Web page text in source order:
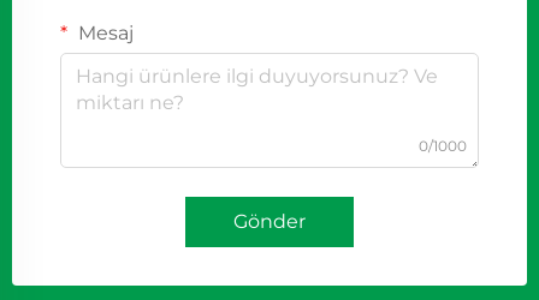
Mesaj
0/1000
Gönder